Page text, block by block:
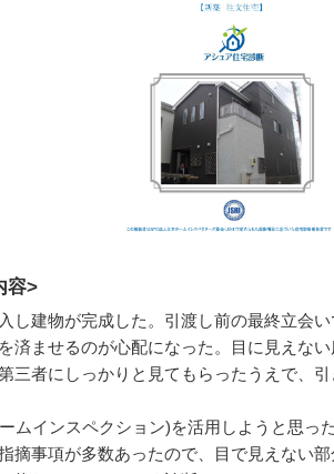
容>
し建物が完成した。引渡し前の最終立会
済ませるのが心配になった。目に見えな
三者にしっかりと見てもらったうえで、
ムインスペクション)を活用しようと思っ
摘事項が多数あったので、目で見えない部